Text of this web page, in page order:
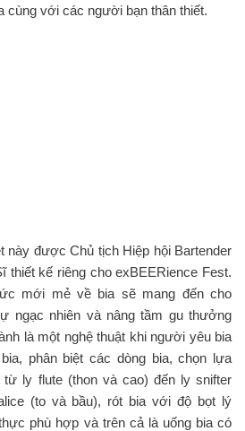
cùng với các người bạn thân thiết.
này được Chủ tịch Hiệp hội Bartender
thiết kế riêng cho exBEERience Fest.
mới mẻ về bia sẽ mang đến cho
ngạc nhiên và nâng tầm gu thưởng
là một nghệ thuật khi người yêu bia
phân biệt các dòng bia, chọn lựa
từ ly flute (thon và cao) đến ly snifter
(to và bầu), rót bia với độ bọt lý
phù hợp và trên cả là uống bia có